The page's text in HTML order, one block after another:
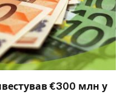
€300 млн у